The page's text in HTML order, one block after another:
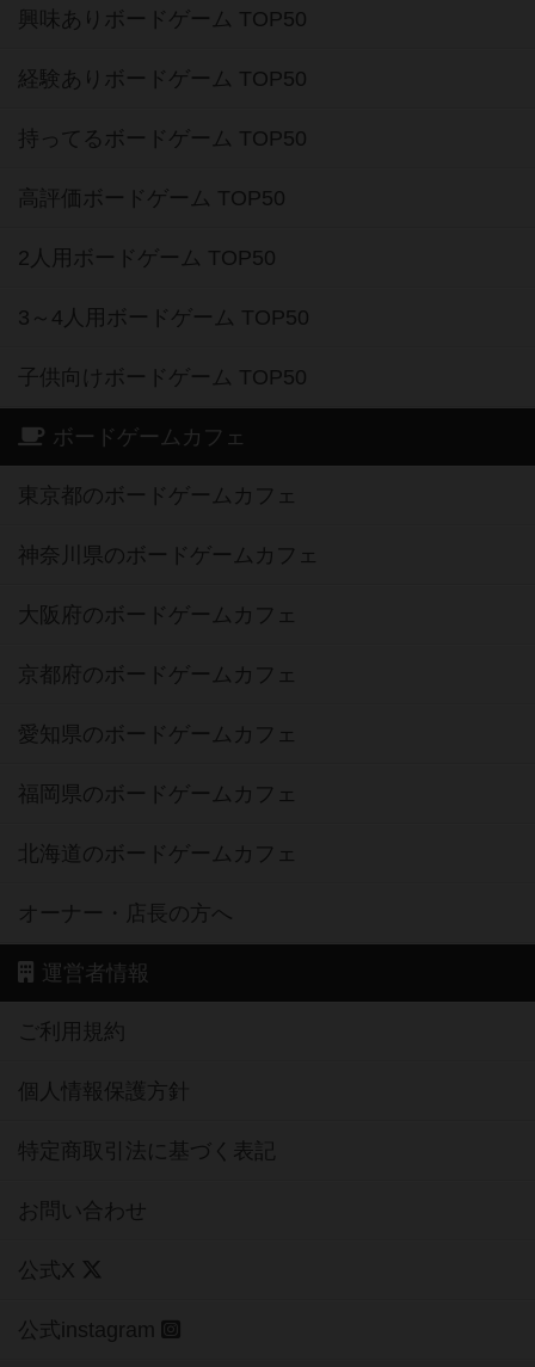
興味ありボードゲーム TOP50
経験ありボードゲーム TOP50
持ってるボードゲーム TOP50
高評価ボードゲーム TOP50
2人用ボードゲーム TOP50
3～4人用ボードゲーム TOP50
子供向けボードゲーム TOP50
ボードゲームカフェ
東京都のボードゲームカフェ
神奈川県のボードゲームカフェ
大阪府のボードゲームカフェ
京都府のボードゲームカフェ
愛知県のボードゲームカフェ
福岡県のボードゲームカフェ
北海道のボードゲームカフェ
オーナー・店長の方へ
運営者情報
ご利用規約
個人情報保護方針
特定商取引法に基づく表記
お問い合わせ
公式X
公式instagram